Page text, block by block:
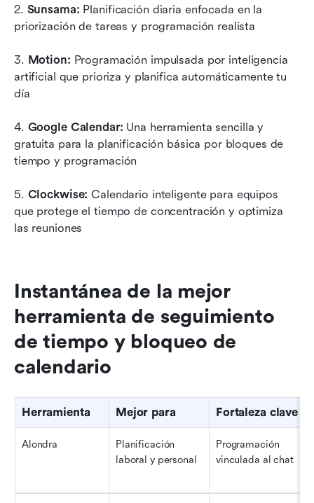
2. Sunsama: Planificación diaria enfocada en la
priorización de tareas y programación realista
3. Motion: Programación impulsada por inteligencia
artificial que prioriza y planifica automáticamente tu
día
4. Google Calendar: Una herramienta sencilla y
gratuita para la planificación básica por bloques de
tiempo y programación
5. Clockwise: Calendario inteligente para equipos
que protege el tiempo de concentración y optimiza
las reuniones
Instantánea de la mejor
herramienta de seguimiento
de tiempo y bloqueo de
calendario
Herramienta Mejor para Fortaleza clave
Alondra
Planificación
laboral y personal
Programación
vinculada al chat